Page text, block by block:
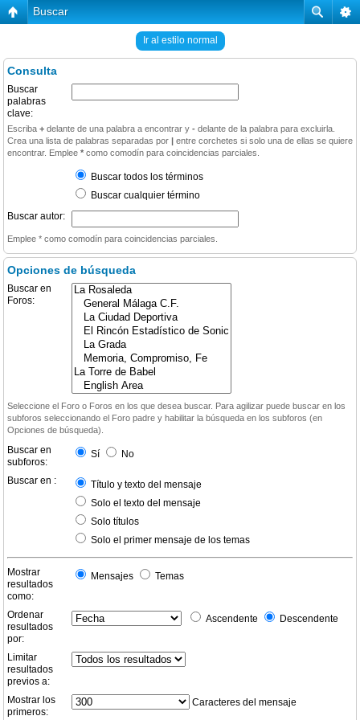
Buscar
Ir al estilo normal
Consulta
Buscar
palabras
clave:
Escriba + delante de una palabra a encontrar y - delante de la palabra para excluirla.
Crea una lista de palabras separadas por | entre corchetes si solo una de ellas se quiere
encontrar. Emplee * como comodín para coincidencias parciales.
Buscar todos los términos
Buscar cualquier término
Buscar autor:
Emplee * como comodín para coincidencias parciales.
Opciones de búsqueda
Buscar en
Foros:
Seleccione el Foro o Foros en los que desea buscar. Para agilizar puede buscar en los
subforos seleccionando el Foro padre y habilitar la búsqueda en los subforos (en
Opciones de búsqueda).
Buscar en
subforos:
Sí No
Buscar en :
Título y texto del mensaje
Solo el texto del mensaje
Solo títulos
Solo el primer mensaje de los temas
Mostrar
resultados
como:
Mensajes Temas
Ordenar
resultados
por:
Ascendente Descendente
Limitar
resultados
previos a:
Mostrar los
primeros:
Caracteres del mensaje